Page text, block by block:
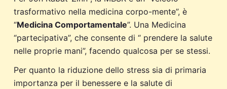
trasformativo nella medicina corpo-mente”, è
“Medicina Comportamentale”. Una Medicina
“partecipativa”, che consente di “ prendere la salute
nelle proprie mani”, facendo qualcosa per se stessi.
Per quanto la riduzione dello stress sia di primaria
importanza per il benessere e la salute di